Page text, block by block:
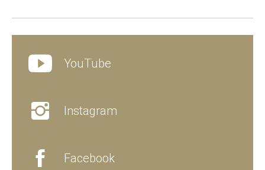
YouTube
Instagram
Facebook